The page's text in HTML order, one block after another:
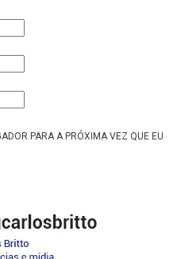
PARA A PRÓXIMA VEZ QUE EU